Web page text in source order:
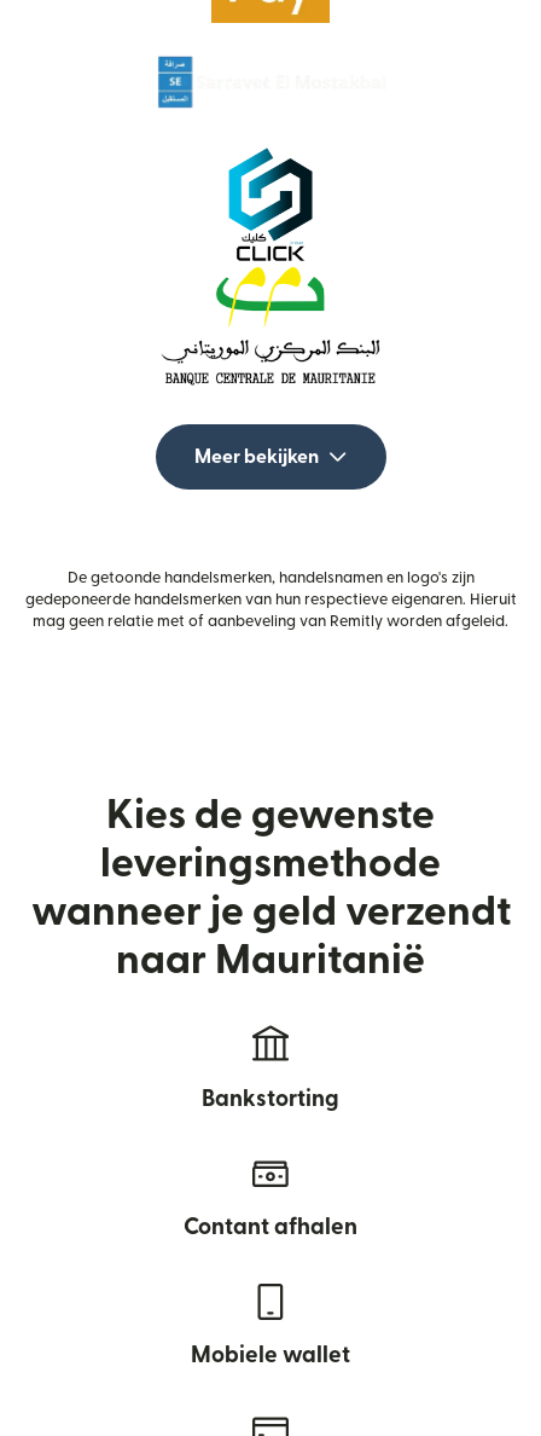
Meer bekijken
De getoonde handelsmerken, handelsnamen en logo's zijn
gedeponeerde handelsmerken van hun respectieve eigenaren. Hieruit
mag geen relatie met of aanbeveling van Remitly worden afgeleid.
Kies de gewenste
leveringsmethode
wanneer je geld verzendt
naar Mauritanië
Bankstorting
Contant afhalen
Mobiele wallet